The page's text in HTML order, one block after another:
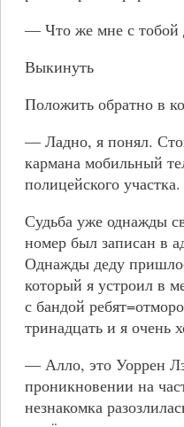
— Что же мне с тобой
Выкинуть
Положить обратно в
— Ладно, я понял.
кармана мобильный
полицейского участка.
Судьба уже однажды
номер был записан в
Однажды деду
который я устроил в
с бандой
тринадцать и я очень
— Алло, это Уоррен
проникновении на
незнакомка